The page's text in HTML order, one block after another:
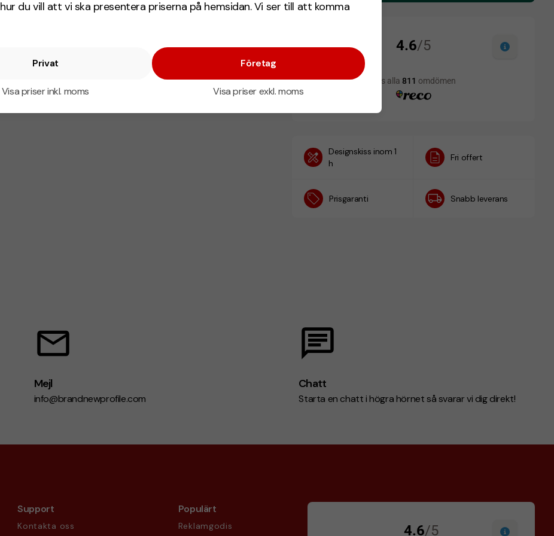
du vill att vi ska presentera priserna på hemsidan. Vi ser till att komma
Privat
Visa priser inkl. moms
Företag
Visa priser exkl. moms
Designskiss inom 1
h
Fri offert
Prisgaranti Snabb leverans
Mejl
info@brandnewprofile.com
Chatt
Starta en chatt i högra hörnet så svarar vi dig direkt!
Support
Kontakta oss
Populärt
Reklamgodis